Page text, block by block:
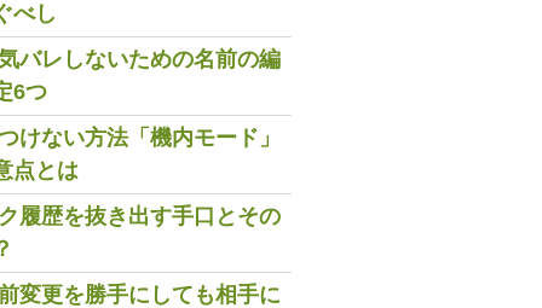
べし
バレしないための名前の編
6つ
けない方法「機内モード」
点とは
履歴を抜き出す手口とその
変更を勝手にしても相手に